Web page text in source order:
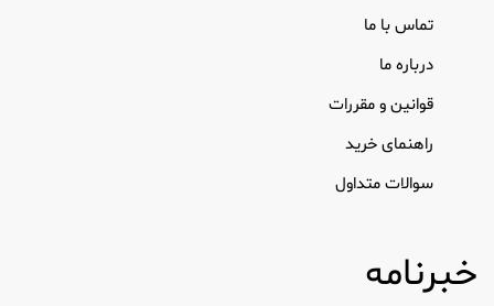
تماس با ما
درباره ما
قوانین و مقررات
راهنمای خرید
سوالات متداول
خبرنامه